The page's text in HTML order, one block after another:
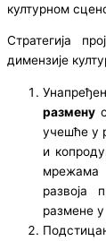
културном
Стратегија
димензије
размену
учешће у
и
развоја
размене